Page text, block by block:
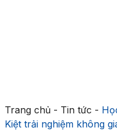
Trang chủ- Tin tức -
Kiệt trải nghiệm không